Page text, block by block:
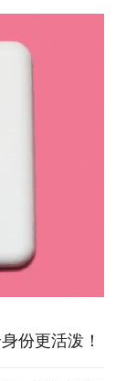
份更活泼！